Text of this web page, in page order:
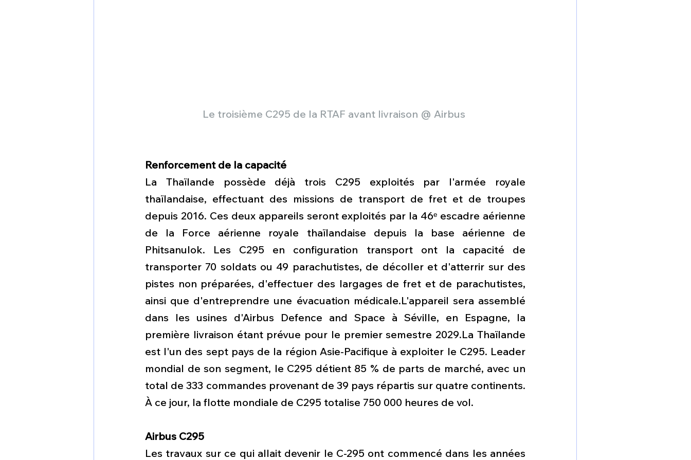
Le troisième C295 de la RTAF avant livraison @ Airbus
Renforcement de la capacité
La Thaïlande possède déjà trois C295 exploités par l'armée royale
thaïlandaise, effectuant des missions de transport de fret et de troupes
depuis 2016. Ces deux appareils seront exploités par la 46ᵉ escadre aérienne
de la Force aérienne royale thaïlandaise depuis la base aérienne de
Phitsanulok. Les C295 en configuration transport ont la capacité de
transporter 70 soldats ou 49 parachutistes, de décoller et d'atterrir sur des
pistes non préparées, d'effectuer des largages de fret et de parachutistes,
ainsi que d'entreprendre une évacuation médicale.L'appareil sera assemblé
dans les usines d'Airbus Defence and Space à Séville, en Espagne, la
première livraison étant prévue pour le premier semestre 2029.La Thaïlande
est l'un des sept pays de la région Asie-Pacifique à exploiter le C295. Leader
mondial de son segment, le C295 détient 85 % de parts de marché, avec un
total de 333 commandes provenant de 39 pays répartis sur quatre continents.
À ce jour, la flotte mondiale de C295 totalise 750 000 heures de vol.
Airbus C295
Les travaux sur ce qui allait devenir le C-295 ont commencé dans les années